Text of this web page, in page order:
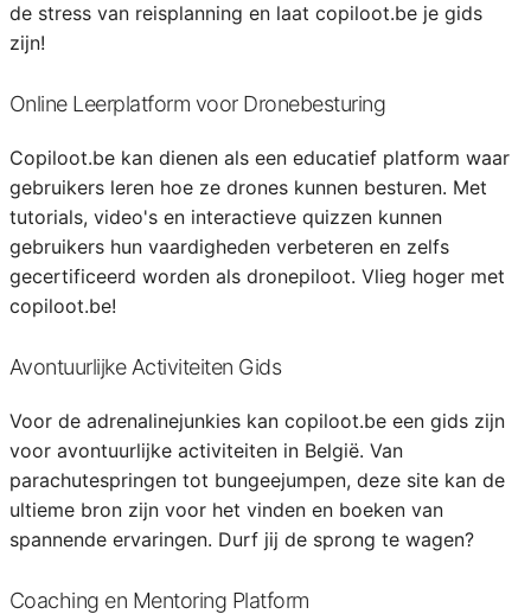
de stress van reisplanning en laat copiloot.be je gids
zijn!
Online Leerplatform voor Dronebesturing
Copiloot.be kan dienen als een educatief platform waar
gebruikers leren hoe ze drones kunnen besturen. Met
tutorials, video's en interactieve quizzen kunnen
gebruikers hun vaardigheden verbeteren en zelfs
gecertificeerd worden als dronepiloot. Vlieg hoger met
copiloot.be!
Avontuurlijke Activiteiten Gids
Voor de adrenalinejunkies kan copiloot.be een gids zijn
voor avontuurlijke activiteiten in België. Van
parachutespringen tot bungeejumpen, deze site kan de
ultieme bron zijn voor het vinden en boeken van
spannende ervaringen. Durf jij de sprong te wagen?
Coaching en Mentoring Platform